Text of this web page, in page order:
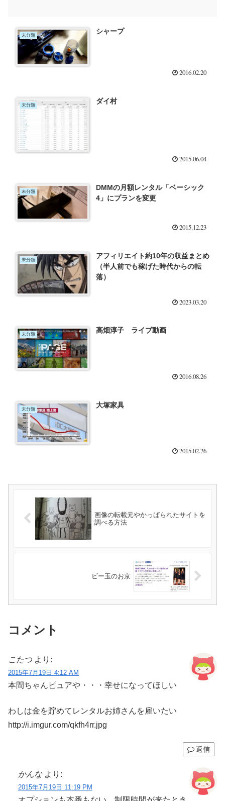
未分類 シャープ
2016.02.20
未分類 ダイ村
2015.06.04
未分類
DMMの月額レンタル「ベーシック
4」にプランを変更
2015.12.23
未分類
アフィリエイト約10年の収益まとめ
（半人前でも稼げた時代からの転
落）
2023.03.20
未分類 高畑淳子 ライブ動画
2016.08.26
未分類 大塚家具
2015.02.26
画像の転載元やかっぱられたサイトを
調べる方法
ビー玉のお京
コメント
こたつ より:
2015年7月19日 4:12 AM
本間ちゃんピュアや・・・幸せになってほしい
わしは金を貯めてレンタルお姉さんを雇いたい
http://i.imgur.com/qkfh4rr.jpg
返信
かんな より:
2015年7月19日 11:19 PM